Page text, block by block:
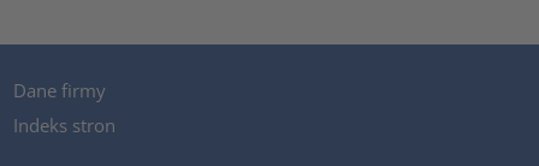
Dane firmy
Indeks stron